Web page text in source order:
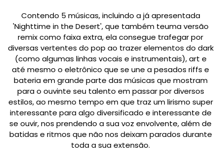
Contendo 5 músicas, incluindo a já apresentada
'Nighttime in the Desert', que também teuma versão
remix como faixa extra, ela consegue trafegar por
diversas vertentes do pop ao trazer elementos do dark
(como algumas linhas vocais e instrumentais), art e
até mesmo o eletrônico que se une a pesados riffs e
bateria em grande parte das músicas que mostram
para o ouvinte seu talento em passar por diversos
estilos, ao mesmo tempo em que traz um lirismo super
interessante para algo diversificado e interessante de
se ouvir, nos prendendo a sua voz envolvente, além de
batidas e ritmos que não nos deixam parados durante
toda a sua extensão.